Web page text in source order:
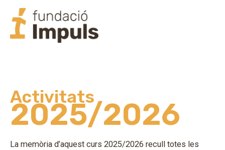
contenido
Activitats
2025/2026
La memòria d’aquest curs 2025/2026 recull totes les